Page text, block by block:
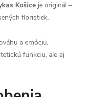
Košice je originál –
floristiek.
a emóciu.
funkciu, ale aj